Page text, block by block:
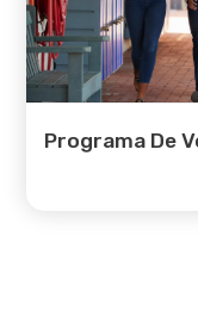
Programa De